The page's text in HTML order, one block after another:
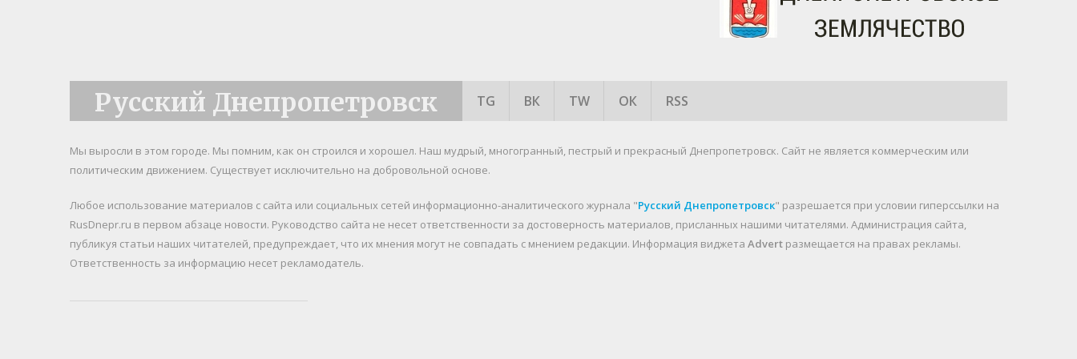
Русский Днепропетровск TG ВК TW ОК RSS
Мы выросли в этом городе. Мы помним, как он строился и хорошел. Наш мудрый, многогранный, пестрый и прекрасный Днепропетровск. Cайт не является коммерческим или
политическим движением. Существует исключительно на добровольной основе.
Любое использование материалов c сайта или социальных сетей информационно-аналитического журнала "Русский Днепропетровск" разрешается при условии гиперссылки на
RusDnepr.ru в первом абзаце новости. Руководство сайта не несет ответственности за достоверность материалов, присланных нашими читателями. Администрация сайта,
публикуя статьи наших читателей, предупреждает, что их мнения могут не совпадать с мнением редакции. Информация виджета Advert размещается на правах рекламы.
Ответственность за информацию несет рекламодатель.